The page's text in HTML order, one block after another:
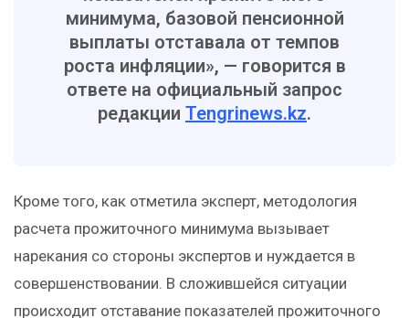
минимума, базовой пенсионной
выплаты отставала от темпов
роста инфляции», — говорится в
ответе на официальный запрос
редакции Tengrinews.kz.
Кроме того, как отметила эксперт, методология
расчета прожиточного минимума вызывает
нарекания со стороны экспертов и нуждается в
совершенствовании. В сложившейся ситуации
происходит отставание показателей прожиточного